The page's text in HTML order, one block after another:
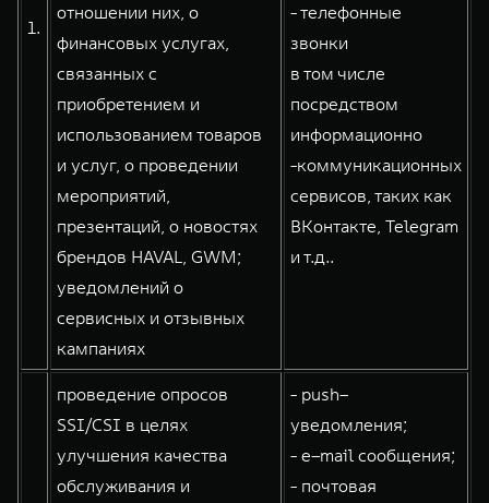
WEY 80
от 6 449 000 ₽
WEY 80 Лаундж
от 8 099 000 ₽
1.
отношении них, о
финансовых услугах,
связанных с
приобретением и
использованием товаров
и услуг, о проведении
мероприятий,
презентаций, о новостях
брендов HAVAL, GWM;
уведомлений о
сервисных и отзывных
кампаниях
- телефонные
звонки
в том числе
посредством
информационно
-коммуникационных
сервисов, таких как
ВКонтакте, Telegram
и т.д..
проведение опросов
SSI/CSI в целях
улучшения качества
обслуживания и
- push–
уведомления;
- e–mail сообщения;
- почтовая